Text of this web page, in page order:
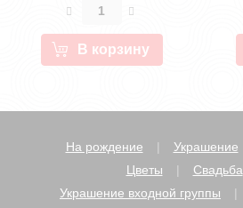
В корзину
На рождение Украшение
Цветы
Свадьба
Украшение входной группы